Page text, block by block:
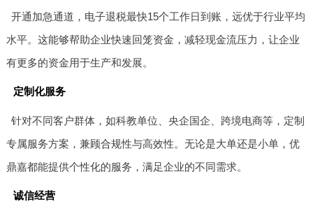
开通加急通道，电子退税最快15个工作日到账，远优于行业平均
水平。这能够帮助企业快速回笼资金，减轻现金流压力，让企业
有更多的资金用于生产和发展。
定制化服务
针对不同客户群体，如科教单位、央企国企、跨境电商等，定制
专属服务方案，兼顾合规性与高效性。无论是大单还是小单，优
鼎嘉都能提供个性化的服务，满足企业的不同需求。
诚信经营